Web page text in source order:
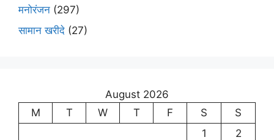
मनोरंजन (297)
सामान खरीदे (27)
August 2026
M
T W T F S
S
1
2